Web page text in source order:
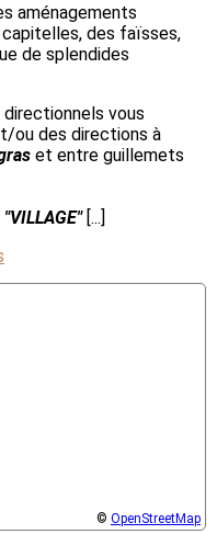
aménagements
des faïsses,
de splendides
vous
ou des directions à
et entre guillemets
"VILLAGE"[...]
© OpenStreetMap